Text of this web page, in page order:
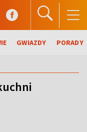
GWIAZDY PORADY